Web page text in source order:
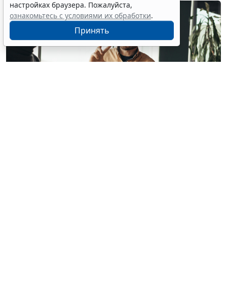
настройках браузера. Пожалуйста,
ознакомьтесь с условиями их обработки.
Принять